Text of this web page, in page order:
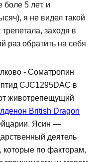
5 лет, и
я не видел такой
заходя в
раз обратить на себя
- Cоматропин
CJC1295DAC в
животрепещущий
British Dragon
Ясин —
деятель
которые по факторам,